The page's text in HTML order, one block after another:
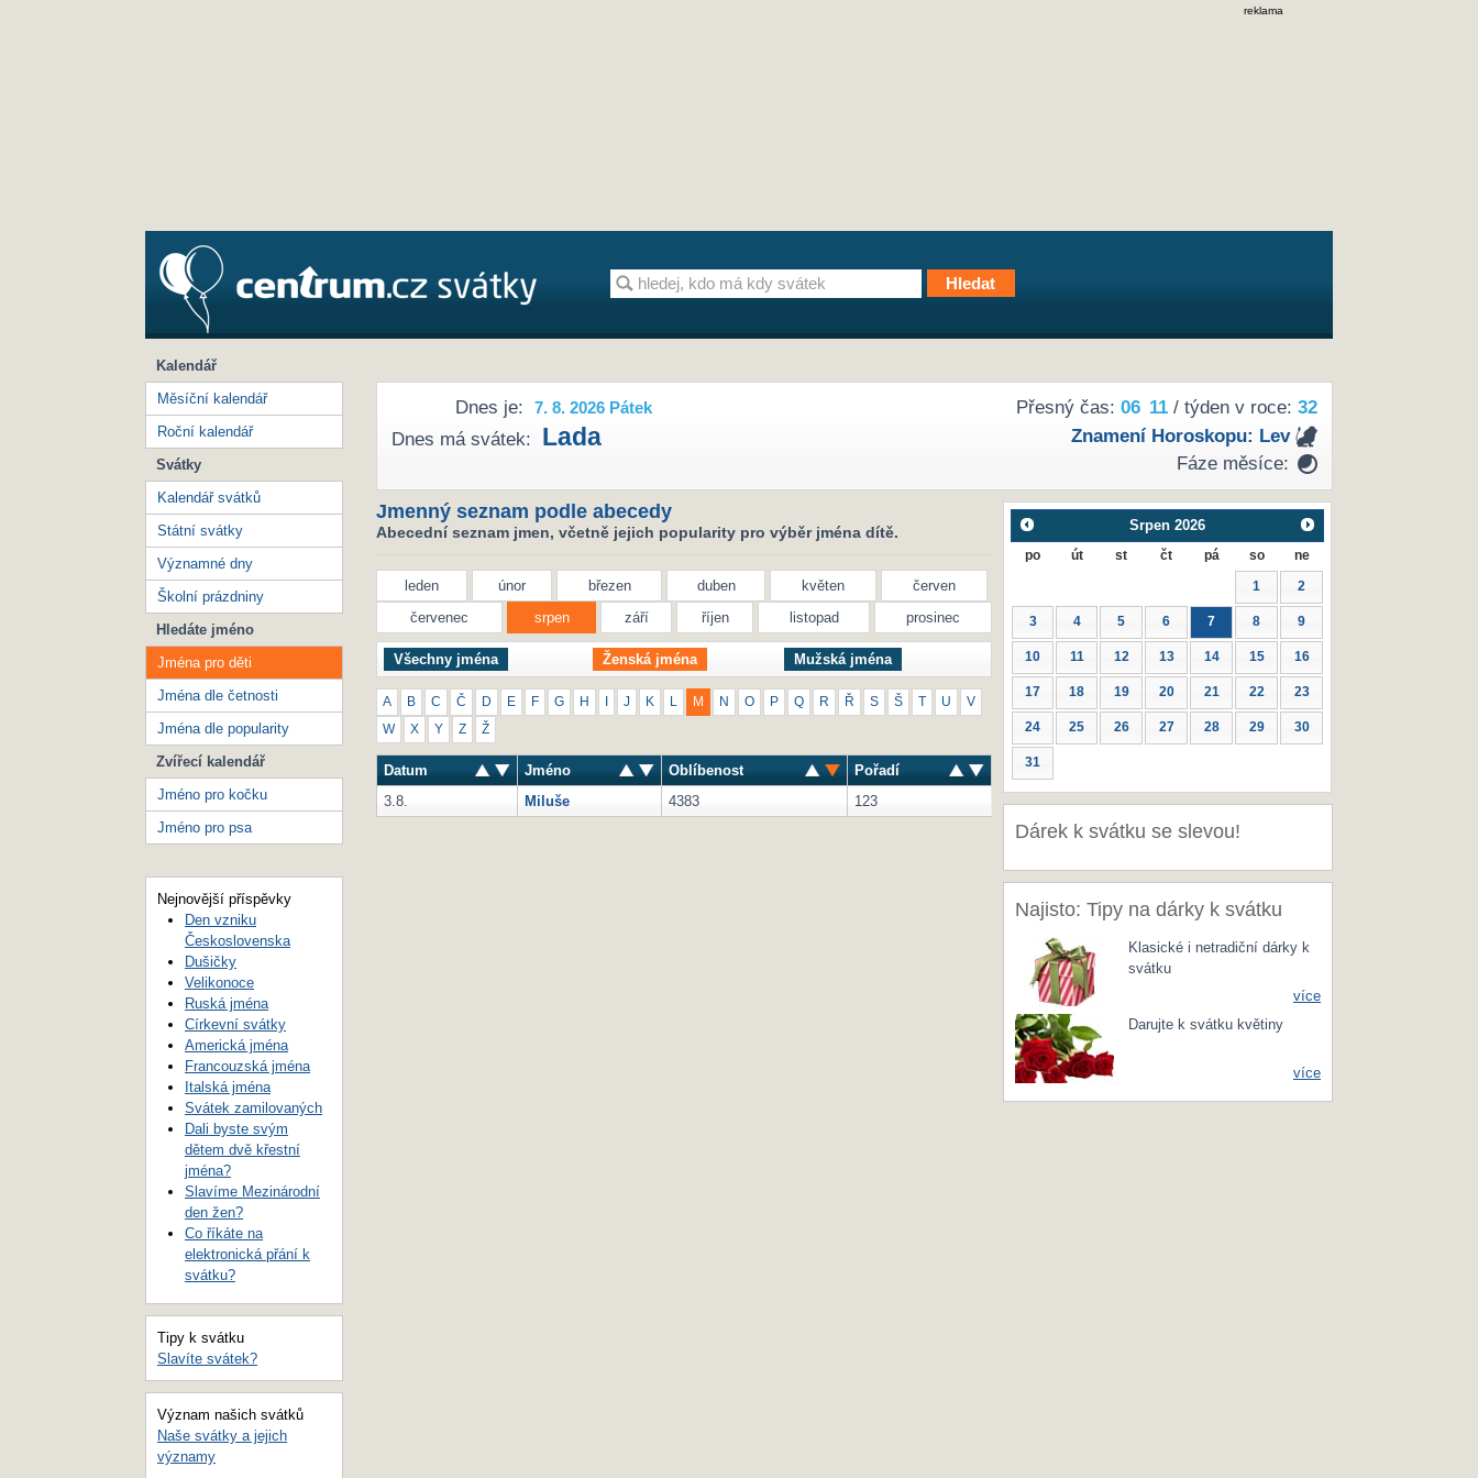
reklama
Přesný čas: 06 11/ týden v roce: 32
Znamení Horoskopu: Lev
Fáze měsíce:
Dnes je: 7. 8. 2026 Pátek
Dnes má svátek: Lada
Jmenný seznam podle abecedy
Abecední seznam jmen, včetně jejich popularity pro výběr jména dítě.
leden únor březen duben květen
červen
červenec
srpen září říjen listopad prosinec
Všechny jména Ženská jména Mužská jména
A B C Č D E F G H J K M N O P Q R Ř S Š U V
W X Y Z Ž
Datum Jméno Oblíbenost
Pořadí
3.8.
Miluše 4383 123
Srpen 2026
po út st čt pá so ne
1 2
3 4 5 6 7 8 9
10 11 12 13 14 15 16
17 18 19 20 21 22 23
24 25 26 27 28 29 30
31
Dárek k svátku se slevou!
Najisto: Tipy na dárky k svátku
Klasické i netradiční dárky k
svátku
více
Darujte k svátku květiny
více
Kalendář
Měsíční kalendář
Roční kalendář
Svátky
Kalendář svátků
Státní svátky
Významné dny
Školní prázdniny
Hledáte jméno
Jména pro děti
Jména dle četnosti
Jména dle popularity
Zvířecí kalendář
Jméno pro kočku
Jméno pro psa
Nejnovější příspěvky
Den vzniku
Československa
Dušičky
Velikonoce
Ruská jména
Církevní svátky
Americká jména
Francouzská jména
Italská jména
Svátek zamilovaných
Dali byste svým
dětem dvě křestní
jména?
Slavíme Mezinárodní
den žen?
Co říkáte na
elektronická přání k
svátku?
Tipy k svátku
Slavíte svátek?
Význam našich svátků
Naše svátky a jejich
významy